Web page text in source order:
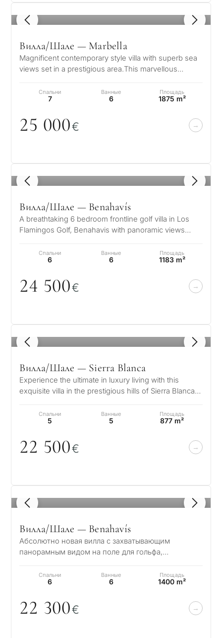
1 / 8
Вилла/Шале — Marbella
Magnificent contemporary style villa with superb sea
views set in a prestigious area.This marvellous
Спальни
7
Ванные
6
Площадь
1875 m²
25 000€
1 / 8
Вилла/Шале — Benahavís
A breathtaking 6 bedroom frontline golf villa in Los
Flamingos Golf, Benahavis with panoramic views
Спальни
6
Ванные
6
Площадь
1183 m²
24 500€
1 / 8
Вилла/Шале — Sierra Blanca
Experience the ultimate in luxury living with this
exquisite villa in the prestigious hills of Sierra Blanca.
Спальни
5
Ванные
5
Площадь
877 m²
22 500€
1 / 8
Вилла/Шале — Benahavís
Абсолютно новая вилла с захватывающим
панорамным видом на поле для гольфа,
Африканский контине…
Спальни
6
Ванные
6
Площадь
1400 m²
22 300€